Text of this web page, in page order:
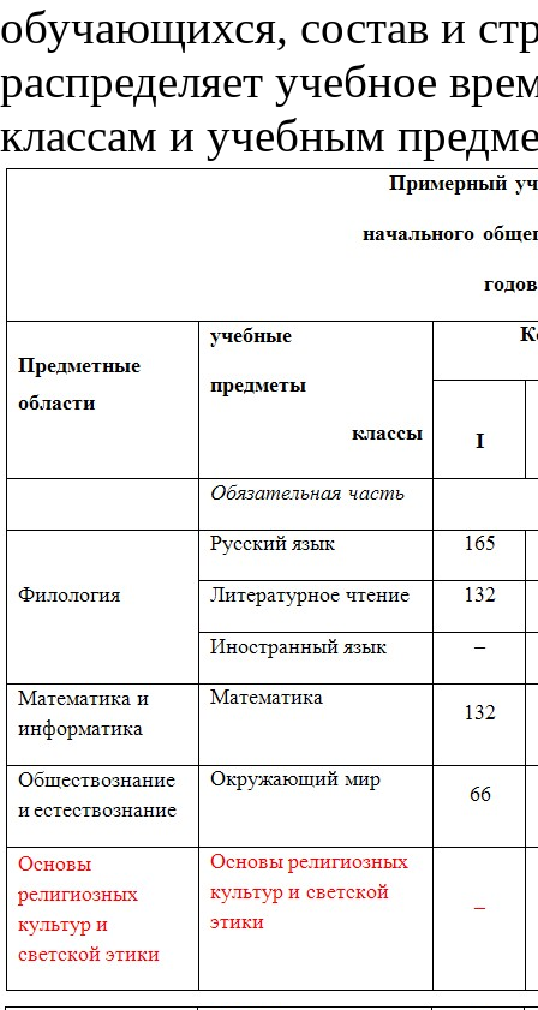
обучающихся, состав и
распределяет учебное
классам и учебным